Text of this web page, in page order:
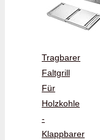
Tragbarer
Faltgrill
Für
Holzkohle
-
Klappbarer